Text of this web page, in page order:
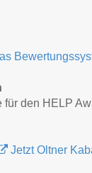
für den HELP
Jetzt Oltner